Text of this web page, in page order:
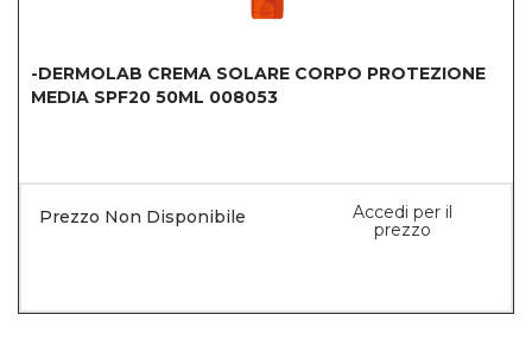
-DERMOLAB CREMA SOLARE CORPO PROTEZIONE
MEDIA SPF20 50ML 008053
Prezzo Non Disponibile
Accedi per il
prezzo